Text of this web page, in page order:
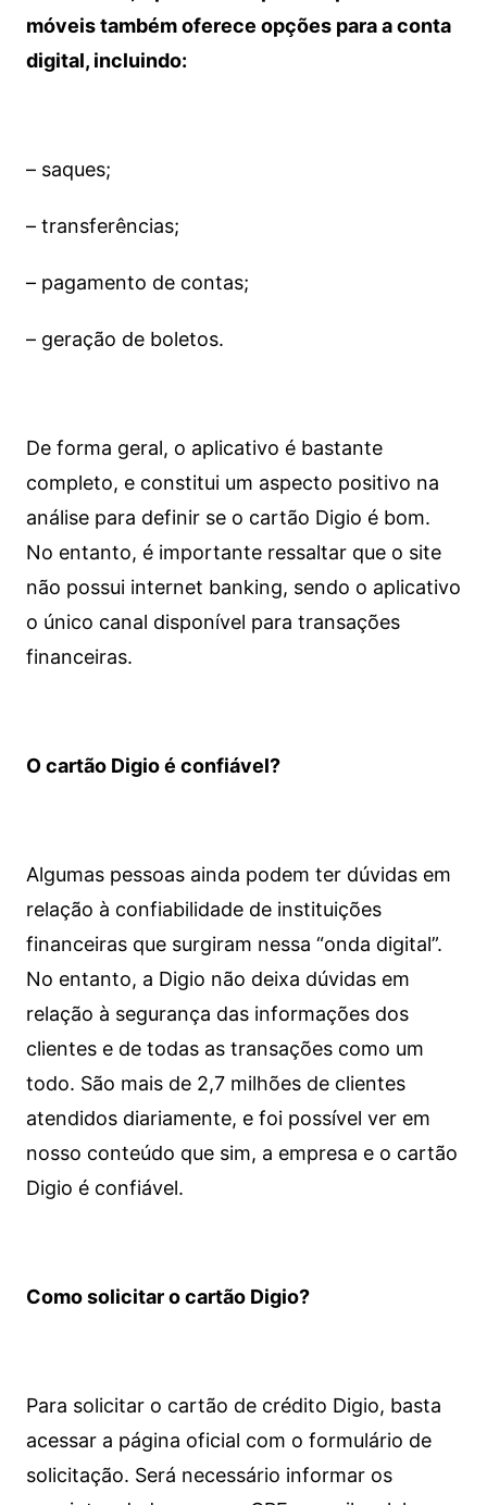
móveis também oferece opções para a conta
digital, incluindo:
– saques;
– transferências;
– pagamento de contas;
– geração de boletos.
De forma geral, o aplicativo é bastante
completo, e constitui um aspecto positivo na
análise para definir se o cartão Digio é bom.
No entanto, é importante ressaltar que o site
não possui internet banking, sendo o aplicativo
o único canal disponível para transações
financeiras.
O cartão Digio é confiável?
Algumas pessoas ainda podem ter dúvidas em
relação à confiabilidade de instituições
financeiras que surgiram nessa “onda digital”.
No entanto, a Digio não deixa dúvidas em
relação à segurança das informações dos
clientes e de todas as transações como um
todo. São mais de 2,7 milhões de clientes
atendidos diariamente, e foi possível ver em
nosso conteúdo que sim, a empresa e o cartão
Digio é confiável.
Como solicitar o cartão Digio?
Para solicitar o cartão de crédito Digio, basta
acessar a página oficial com o formulário de
solicitação. Será necessário informar os